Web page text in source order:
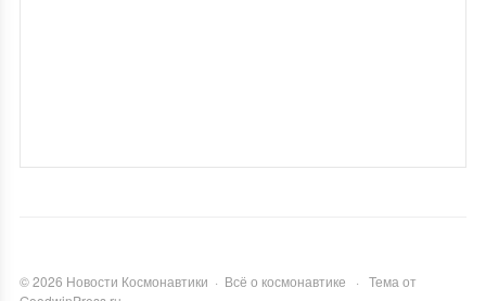
©2026 Новости Космонавтики · Всё о космонавтике · Тема от